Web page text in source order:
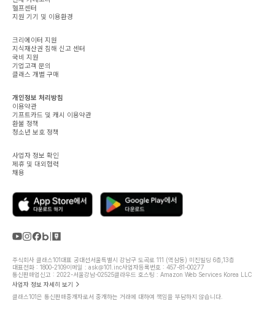
헬프센터
지원 기기 및 이용환경
크리에이터 지원
지식재산권 침해 신고 센터
국비 지원
기업고객 문의
클래스 개별 구매
개인정보 처리방침
이용약관
기프트카드 및 캐시 이용약관
환불 정책
청소년 보호 정책
사업자 정보 확인
제휴 및 대외협력
채용
주식회사 클래스101대표 공대선서울특별시 강남구 도곡로 111 (역삼동) 미진빌딩 6층,13층
대표전화 : 1800-2109이메일 : ask@101.inc사업자등록번호 : 457-81-00277
통신판매업신고 : 2022-서울강남-02525클라우드 호스팅 : Amazon Web Services Korea LLC
사업자 정보 자세히 보기
클래스101은 통신판매중개자로서 중개하는 거래에 대하여 책임을 부담하지 않습니다.